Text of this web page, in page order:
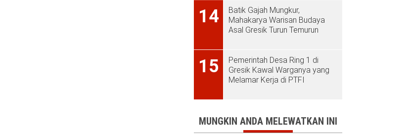
14
Batik Gajah Mungkur,
Mahakarya Warisan Budaya
Asal Gresik Turun Temurun
15
Pemerintah Desa Ring 1 di
Gresik Kawal Warganya yang
Melamar Kerja di PTFI
MUNGKIN ANDA MELEWATKAN INI